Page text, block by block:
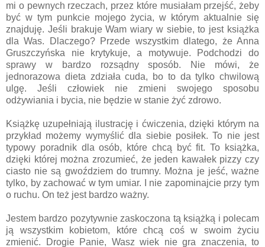
mi o pewnych rzeczach, przez które musiałam przejść, żeby
być w tym punkcie mojego życia, w którym aktualnie się
znajduję. Jeśli brakuje Wam wiary w siebie, to jest książka
dla Was. Dlaczego? Przede wszystkim dlatego, że Anna
Gruszczyńska nie krytykuje, a motywuje. Podchodzi do
sprawy w bardzo rozsądny sposób. Nie mówi, że
jednorazowa dieta zdziała cuda, bo to da tylko chwilową
ulgę. Jeśli człowiek nie zmieni swojego sposobu
odżywiania i bycia, nie będzie w stanie żyć zdrowo.
Książkę uzupełniają ilustrację i ćwiczenia, dzięki którym na
przykład możemy wymyślić dla siebie posiłek. To nie jest
typowy poradnik dla osób, które chcą być fit. To książka,
dzięki której można zrozumieć, że jeden kawałek pizzy czy
ciasto nie są gwoździem do trumny. Można je jeść, ważne
tylko, by zachować w tym umiar. I nie zapominajcie przy tym
o ruchu. On też jest bardzo ważny.
Jestem bardzo pozytywnie zaskoczona tą książką i polecam
ją wszystkim kobietom, które chcą coś w swoim życiu
zmienić. Drogie Panie, Wasz wiek nie gra znaczenia, to